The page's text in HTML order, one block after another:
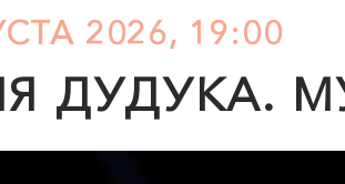
2026, 19:00
ДУДУКА.